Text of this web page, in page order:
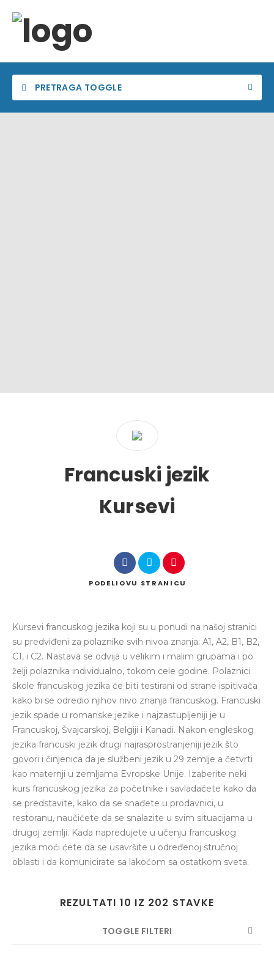
PRETRAGA TOGGLE
Želim da pronađem
u u
Francuski jezik
Kursevi
PODELI OVU STRANICU
Kursevi francuskog jezika koji su u ponudi na našoj stranici
su predviđeni za polaznike svih nivoa znanja: A1, A2, B1, B2,
C1, i C2. Nastava se odvija u velikim i malim grupama i po
želji polaznika individualno, tokom cele godine. Polaznici
škole francuskog jezika će biti testirani od strane ispitivača
kako bi se odredio njihov nivo znanja francuskog. Francuski
jezik spade u romanske jezike i najzastupljeniji je u
Francuskoj, Švajcarskoj, Belgiji i Kanadi. Nakon engleskog
jezika francuski jezik drugi najrasprostranjeniji jezik što
govori i činjenica da je službeni jezik u 29 zemlje a četvrti
kao maternji u zemljama Evropske Unije. Izaberite neki
kurs francuskog jezika za početnike i savladaćete kako da
se predstavite, kako da se snađete u prodavnici, u
restoranu, naučićete da se snalazite u svim situacijama u
drugoj zemlji. Kada napredujete u učenju francuskog
jezika moći ćete da se usavršite u određenoj stručnoj
oblasti i da komunicirate sa lakoćom sa ostatkom sveta.
REZULTATI 10 IZ 202 STAVKE
TOGGLE FILTERI